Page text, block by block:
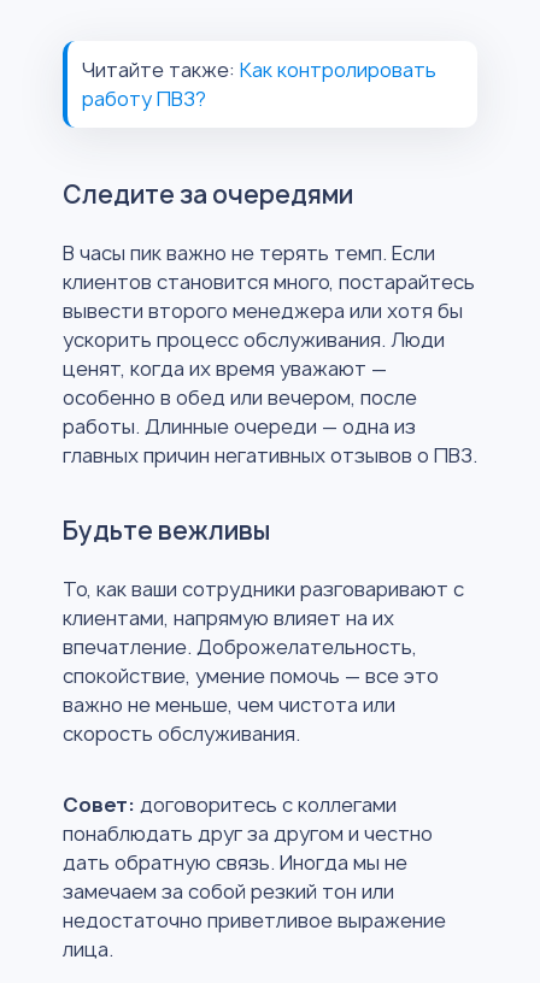
Читайте также: Как контролировать
работу ПВЗ?
Следите за очередями
В часы пик важно не терять темп. Если
клиентов становится много, постарайтесь
вывести второго менеджера или хотя бы
ускорить процесс обслуживания. Люди
ценят, когда их время уважают —
особенно в обед или вечером, после
работы. Длинные очереди — одна из
главных причин негативных отзывов о ПВЗ.
Будьте вежливы
То, как ваши сотрудники разговаривают с
клиентами, напрямую влияет на их
впечатление. Доброжелательность,
спокойствие, умение помочь — все это
важно не меньше, чем чистота или
скорость обслуживания.
Совет: договоритесь с коллегами
понаблюдать друг за другом и честно
дать обратную связь. Иногда мы не
замечаем за собой резкий тон или
недостаточно приветливое выражение
лица.